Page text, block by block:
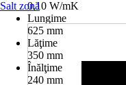
0,10 W/mK
Lungime
625 mm
Lăţime
350 mm
Înălţime
240 mm
Salt zonă